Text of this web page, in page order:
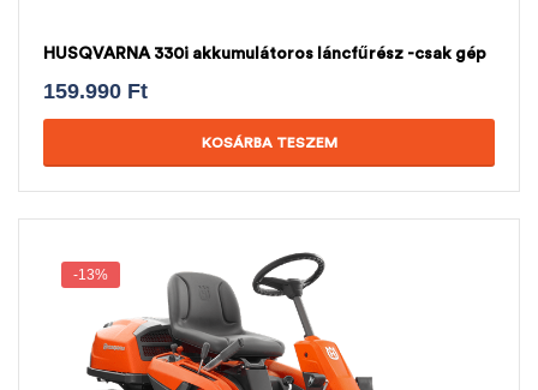
HUSQVARNA 330i akkumulátoros láncfűrész -csak gép
159.990 Ft
KOSÁRBA TESZEM
-13%